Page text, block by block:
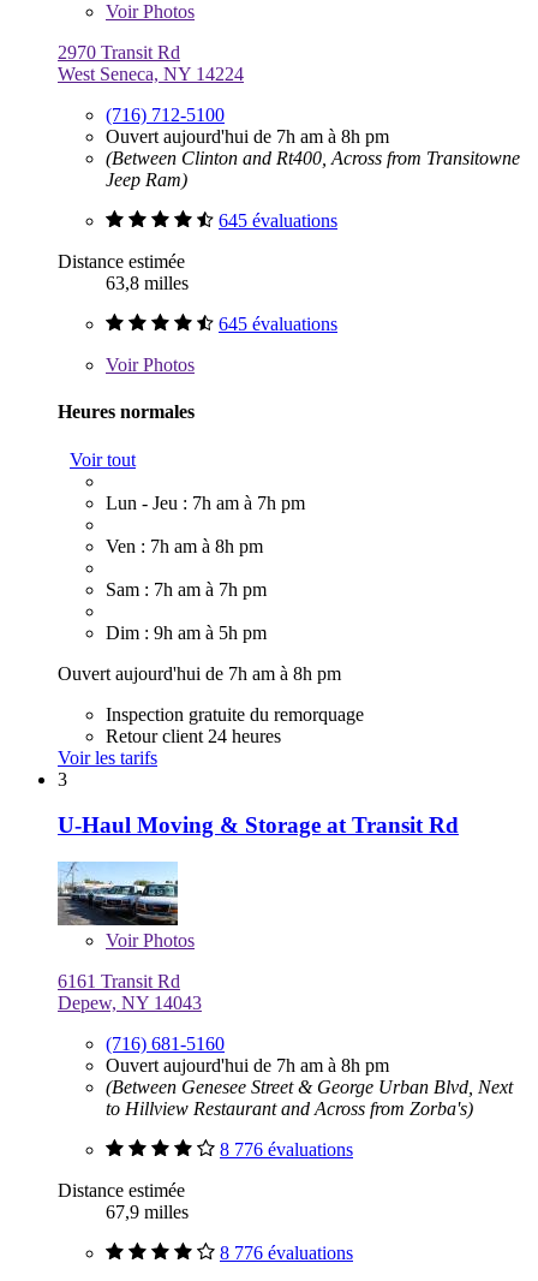
VoirPhotos
2970 Transit Rd
West Seneca, NY 14224
(716) 712-5100
Ouvert aujourd'hui de 7h am à 8h pm
(Between Clinton and Rt400, Across from Transitowne
Jeep Ram)
645 évaluations
Distance estimée
63,8 milles
645 évaluations
VoirPhotos
Heures normales
Voir tout
Lun - Jeu : 7h am à 7h pm
Ven : 7h am à 8h pm
Sam : 7h am à 7h pm
Dim : 9h am à 5h pm
Ouvert aujourd'hui de 7h am à 8h pm
Inspection gratuite du remorquage
Retour client 24 heures
Voir les tarifs
3
U-Haul Moving & Storage at Transit Rd
VoirPhotos
6161 Transit Rd
Depew, NY 14043
(716) 681-5160
Ouvert aujourd'hui de 7h am à 8h pm
(Between Genesee Street & George Urban Blvd, Next
to Hillview Restaurant and Across from Zorba's)
8 776 évaluations
Distance estimée
67,9 milles
8 776 évaluations